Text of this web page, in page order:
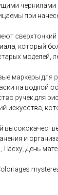
при
сверхтонкий
который
моделей,
маркеры для
на водной
ручек для
искусства,
и
День